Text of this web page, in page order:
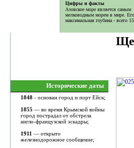
Цифры и факты
Азовское море является самым
мелководным морем в мире. Его
максимальная глубина - всего
Исторические даты
1848 - основан город и порт Ейск;
1855 — во время Крымской войны
город пострадал от обстрела
англо-французской эскадры;
1911 — открыто
железнодорожное сообщение;